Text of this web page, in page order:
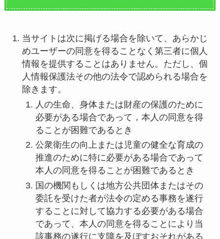
当サイトは次に掲げる場合を除いて、あらかじ
めユーザーの同意を得ることなく第三者に個人
情報を提供することはありません。ただし、個
人情報保護法その他の法令で認められる場合を
除きます。
人の生命、身体または財産の保護のために
必要がある場合であって，本人の同意を得
ることが困難であるとき
公衆衛生の向上または児童の健全な育成の
推進のために特に必要がある場合であって
本人の同意を得ることが困難であるとき
国の機関もしくは地方公共団体またはその
委託を受けた者が法令の定める事務を遂行
することに対して協力する必要がある場合
であって、本人の同意を得ることにより当
該事務の遂行に支障を及ぼすおそれがある